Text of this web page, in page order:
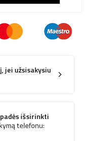
jei užsisakysiu
išsirinkti
telefonu: